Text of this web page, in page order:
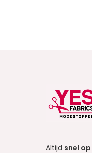
Altijd snel